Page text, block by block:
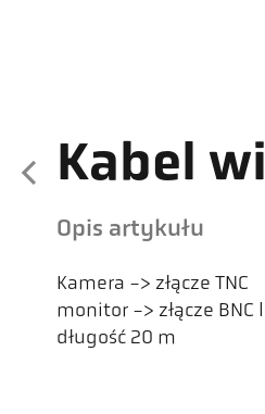
Kabel
Opis artykułu
Kamera -> złącze TNC
monitor -> złącze BNC
długość 20 m